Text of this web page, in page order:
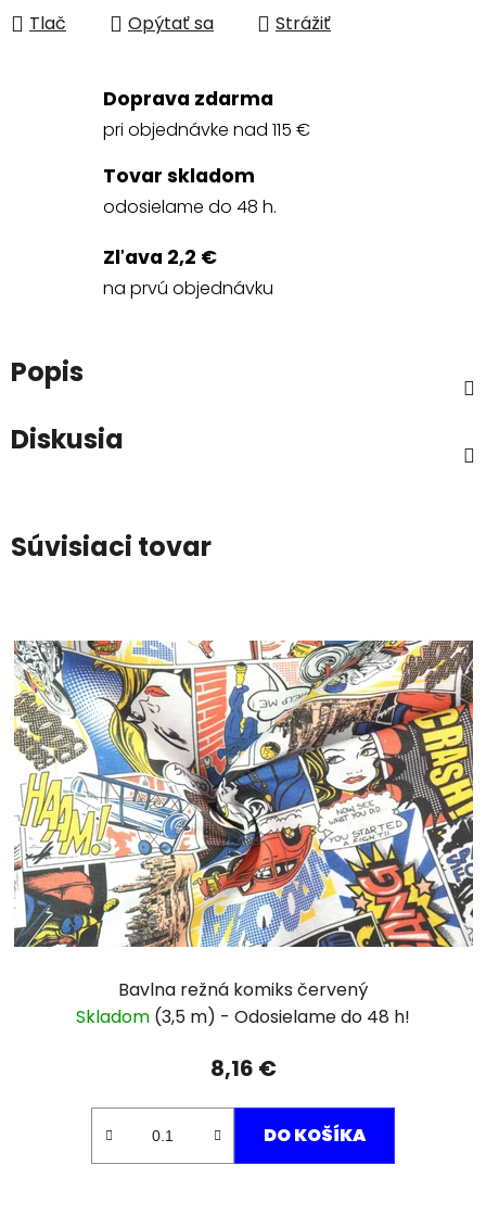
Tlač Opýtať sa Strážiť
Doprava zdarma
pri objednávke nad 115 €
Tovar skladom
odosielame do 48 h.
Zľava 2,2 €
na prvú objednávku
Popis
Diskusia
Súvisiaci tovar
Bavlna režná komiks červený
Skladom (3,5 m)
8,16 €
DO KOŠÍKA